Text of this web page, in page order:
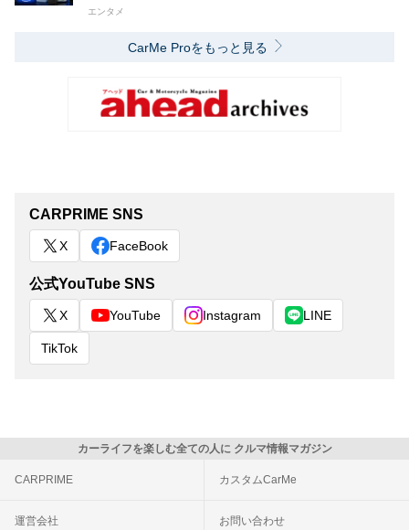
エンタメ
CarMe Proをもっと見る
CARPRIME SNS
X FaceBook
公式YouTube SNS
X YouTube Instagram LINE
TikTok
カーライフを楽しむ全ての人に クルマ情報マガジン
CARPRIME カスタムCarMe
運営会社 お問い合わせ